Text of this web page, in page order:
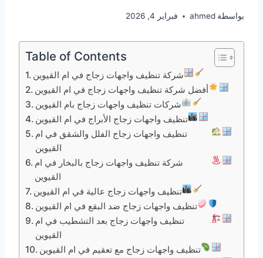
بواسطة ahmed فبراير 4, 2026
Table of Contents
شركة تنظيف واجهات زجاج في ام القيوين
أفضل شركة تنظيف واجهات زجاج في ام القيوين
شركات تنظيف واجهات زجاج بام القيوين
تنظيف واجهات زجاج الأبراج في ام القيوين
تنظيف واجهات زجاج الفلل والشقق في ام
القيوين
شركة تنظيف واجهات زجاج بالبخار في ام
القيوين
تنظيف واجهات زجاج عالية في ام القيوين
تنظيف واجهات زجاج ضد البقع في ام القيوين
تنظيف واجهات زجاج بعد التشطيب في ام
القيوين
تنظيف واجهات زجاج مع تعقيم في ام القيوين